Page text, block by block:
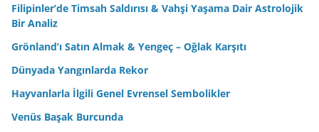
Filipinler’de Timsah Saldırısı & Vahşi Yaşama Dair Astrolojik
Bir Analiz
Grönland’ı Satın Almak & Yengeç – Oğlak Karşıtı
Dünyada Yangınlarda Rekor
Hayvanlarla İlgili Genel Evrensel Sembolikler
Venüs Başak Burcunda